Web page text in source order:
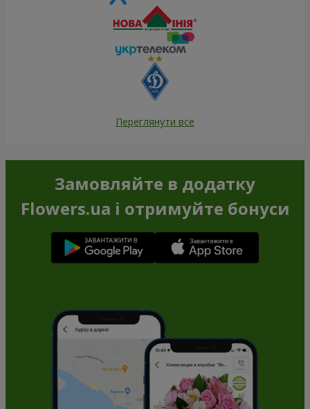
Переглянути все
Замовляйте в додатку
Flowers.ua і отримуйте бонуси